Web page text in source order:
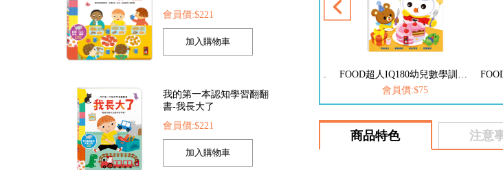
我的第一本認知學習翻翻
書-我長大了
FOOD超人手指點讀-生活
圖鑑(互動有聲書)
會員價:$75
會員價:$75
會員價:$75
商品特色 注意